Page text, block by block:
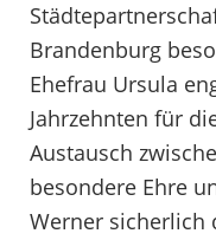
Brandenburg
Ehefrau Ursula
Jahrzehnten für
Austausch
besondere Ehre
Werner sicherlich